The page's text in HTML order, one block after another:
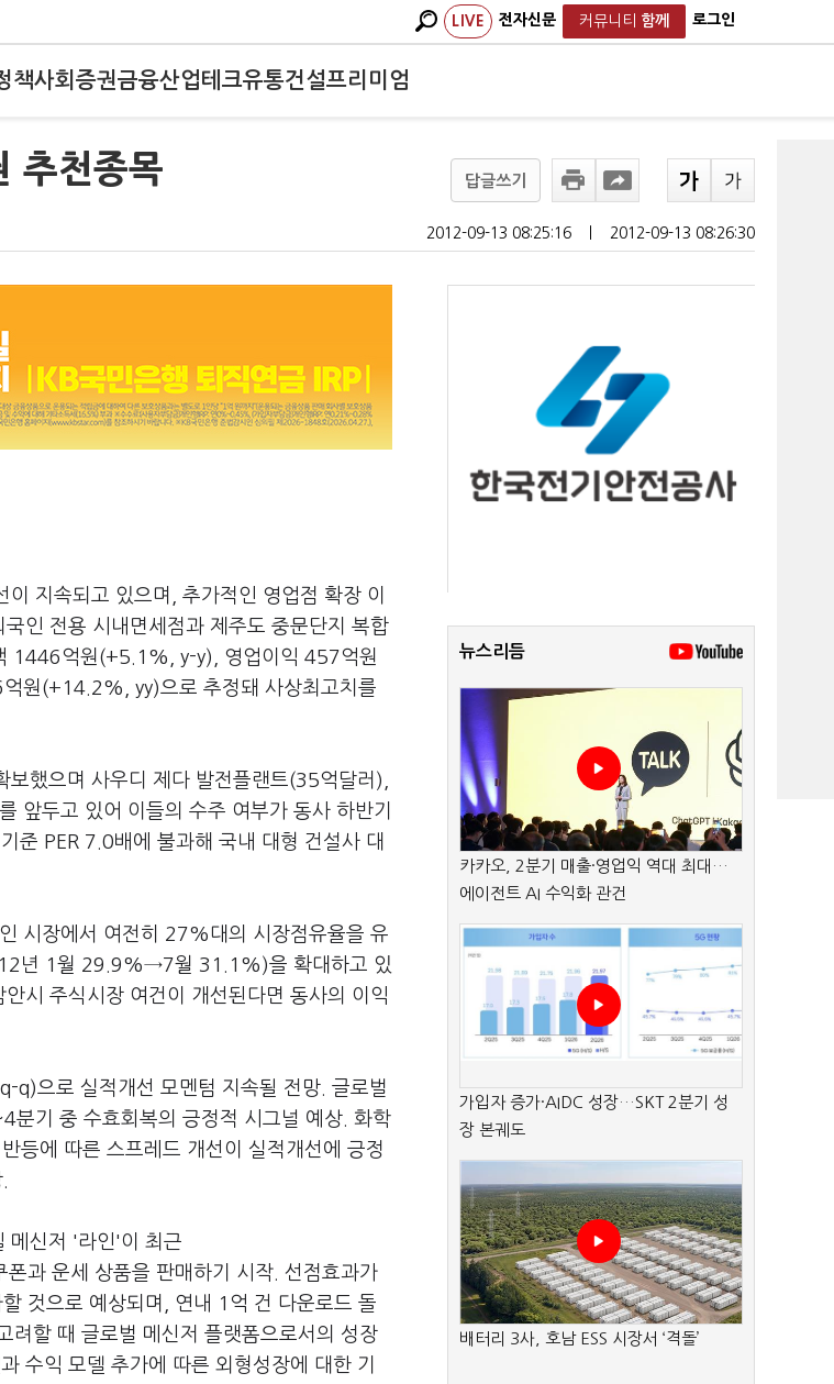
LIVE 전자신문 커뮤니티 함께 로그인
책사회 증권금융산업테크유통건설프리미엄
추천종목 답글쓰기
2012-09-13 08:25:16 2012-09-13 08:26:30
지속되고 있으며, 추가적인 영업점 확장 이
인 전용 시내면세점과 제주도 중문단지 복합
1446억원(+5.1%, y-y), 영업이익 457억원
원(+14.2%, yy)으로 추정돼 사상최고치를
했으며 사우디 제다 발전플랜트(35억달러),
앞두고 있어 이들의 수주 여부가 동사 하반기
준 PER 7.0배에 불과해 국내 대형 건설사 대
시장에서 여전히 27%대의 시장점유율을 유
년 1월 29.9%→7월 31.1%)을 확대하고 있
시 주식시장 여건이 개선된다면 동사의 이익
으로 실적개선 모멘텀 지속될 전망. 글로벌
기 중 수효회복의 긍정적 시그널 예상. 화학
등에 따른 스프레드 개선이 실적개선에 긍정
메신저 '라인'이 최근
과 운세 상품을 판매하기 시작. 선점효과가
것으로 예상되며, 연내 1억 건 다운로드 돌
할 때 글로벌 메신저 플랫폼으로서의 성장
수익 모델 추가에 따른 외형성장에 대한 기
뉴스리듬
카카오, 2분기 매출·영업익 역대 최대…
에이전트 AI 수익화 관건
가입자 증가·AIDC 성장…SKT 2분기 성
장 본궤도
배터리 3사, 호남 ESS 시장서 ‘격돌’